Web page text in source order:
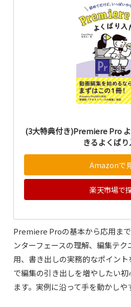
(3大特典付き)Premiere Pro
きるよくば
Amazonで
楽天市場で
Premiere Proの基本から応用ま
ンターフェースの理解、編集テ
用、書き出しの実務的なポイン
で編集の引き出しを増やしたい
ます。実例に沿って手を動かしや